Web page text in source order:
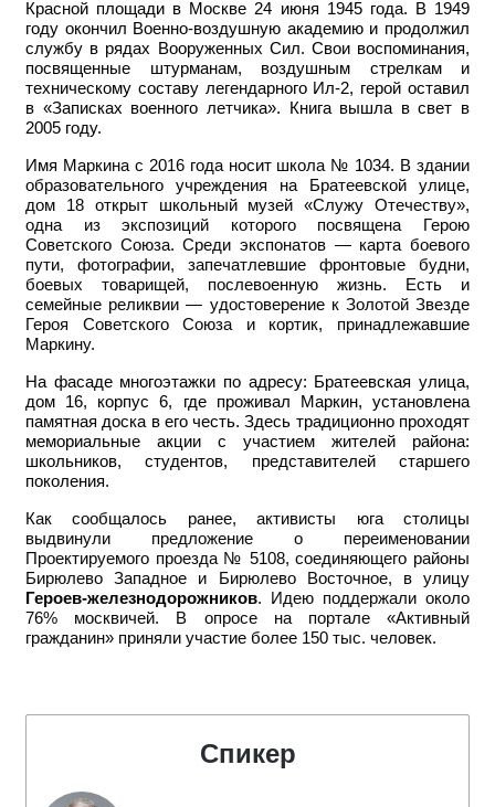
Красной площади в Москве 24 июня 1945 года.
В 1949
году окончил Военно-воздушную академию и продолжил
службу в рядах Вооруженных Сил. Свои воспоминания,
посвященные штурманам, воздушным стрелкам и
техническому составу легендарного Ил-2, герой оставил
в «Записках военного летчика». Книга вышла в свет в
2005 году.
Имя Маркина с 2016 года носит школа № 1034. В здании
образовательного учреждения на Братеевской улице,
дом 18 открыт школьный музей «Служу Отечеству»,
одна из экспозиций которого посвящена Герою
Советского Союза. Среди экспонатов — карта боевого
пути, фотографии, запечатлевшие фронтовые будни,
боевых товарищей, послевоенную жизнь. Есть и
семейные реликвии — удостоверение к Золотой Звезде
Героя Советского Союза и кортик, принадлежавшие
Маркину.
На фасаде многоэтажки по адресу: Братеевская улица,
дом 16, корпус 6, где проживал Маркин, установлена
памятная доска в его честь. Здесь традиционно проходят
мемориальные акции с участием жителей района:
школьников, студентов, представителей старшего
поколения.
Как сообщалось ранее, активисты юга столицы
выдвинули предложение о переименовании
Проектируемого проезда № 5108, соединяющего районы
Бирюлево Западное и Бирюлево Восточное, в улицу
Героев-железнодорожников. Идею поддержали около
76% москвичей. В опросе на портале «Активный
гражданин» приняли участие более 150 тыс. человек.
Спикер